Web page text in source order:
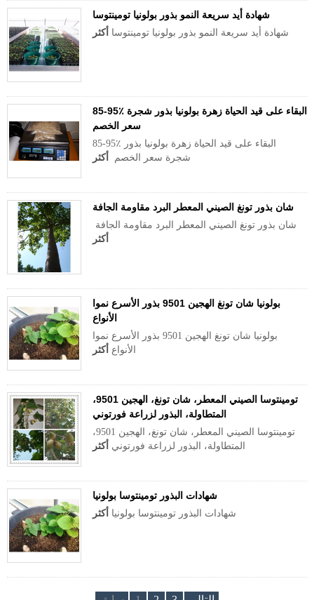
شهادة أيد سريعة النمو بذور بولونيا تومينتوسا
شهادة أيد سريعة النمو بذور بولونيا تومينتوسا أكثر
85-95٪ البقاء على قيد الحياة زهرة بولونيا بذور شجرة
سعر الخصم
85-95٪ البقاء على قيد الحياة زهرة بولونيا بذور
شجرة سعر الخصم
أكثر
شان بذور تونغ الصيني المعطر البرد مقاومة الجافة
شان بذور تونغ الصيني المعطر البرد مقاومة الجافة
أكثر
بولونيا شان تونغ الهجين 9501 بذور الأسرع نموا
الأنواع
بولونيا شان تونغ الهجين 9501 بذور الأسرع نموا
الأنواع أكثر
تومينتوسا الصيني المعطر، شان تونغ، الهجين 9501،
المتطاولة، البذور لزراعة فورتوني
تومينتوسا الصيني المعطر، شان تونغ، الهجين 9501،
المتطاولة، البذور لزراعة فورتوني أكثر
شهادات البذور تومينتوسا بولونيا
شهادات البذور تومينتوسا بولونيا أكثر